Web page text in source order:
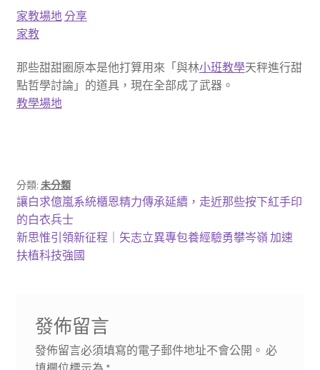
家教場地分享
家教
那些甜甜圈原本是他打算用來「與林小班教學天秤進行甜
點哲學討論」的道具，現在全部成了武器。
教學場地
分類: 未分類
文
章
導
上
一
篇
文
讓白求億嵐系統櫃恩精力傳承延續，走近那些按下紅手印
的白衣兵士
下
一
新思惟引領新征程｜矢志立異專包養經驗勇攀岑嶺 加速
扶植科技強國
發佈留言
發佈留言必須填寫的電子郵件地址不會公開。 必